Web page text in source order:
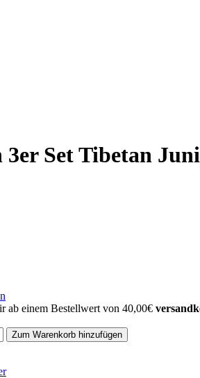
3er Set Tibetan
ab einem Bestellwert von 40,00€
Zum Warenkorb hinzufügen